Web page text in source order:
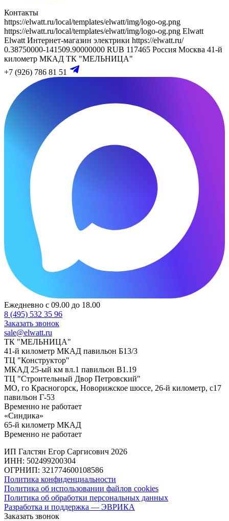
Контакты
https://elwatt.ru/local/templates/elwatt/img/logo-og.png
https://elwatt.ru/local/templates/elwatt/img/logo-og.png Elwatt
Elwatt Интернет-магазин электрики https://elwatt.ru/
0.38750000-141509.90000000 RUB 117465 Россия Москва 41-й
километр МКАД ТК "МЕЛЬНИЦА"
+7 (926) 786 81 51
Ежедневно с 09.00 до 18.00
8 (495) 532 35 96
Заказать звонок
sale@elwatt.ru
ТК "МЕЛЬНИЦА"
41-й километр МКАД павильон Б13/3
ТЦ "Конструктор"
МКАД 25-ый км вл.1 павильон В1.19
ТЦ "Строительный Двор Петровский"
МО, го Красногорск, Новорижское шоссе, 26-й километр, с17
павильон Г-53
Временно не работает
«Синдика»
65-й километр МКАД
Временно не работает
ИП Галстян Егор Саргисович 2026
ИНН: 502499200304
ОГРНИП: 321774600108586
Политика конфиденциальности
Политика об использовании файлов cookies
Политика об обработки персональных данных
Разработка и поддержка — ЭВРИКА
Заказать звонок